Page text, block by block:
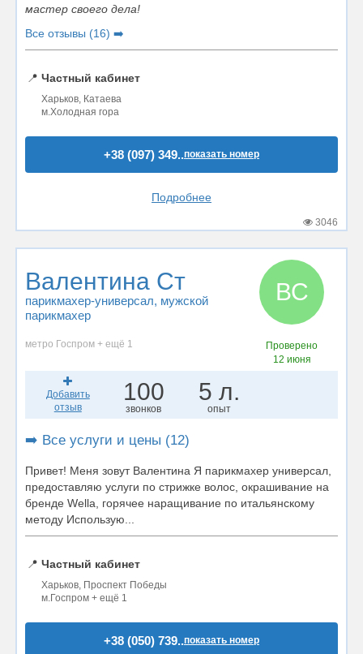
мастер своего дела!
Все отзывы (16) ➡️
📍 Частный кабинет
Харьков, Катаева
м.Холодная гора
+38 (097) 349..показать номер
Подробнее
3046
Валентина Ст
парикмахер-универсал, мужской
парикмахер
ВС
метро Госпром + ещё 1
Проверено
12 июня
Добавить
отзыв
100
звонков
5 л.
опыт
➡️ Все услуги и цены (12)
Привет! Меня зовут Валентина Я парикмахер универсал,
предоставляю услуги по стрижке волос, окрашивание на
бренде Wella, горячее наращивание по итальянскому
методу Использую...
📍 Частный кабинет
Харьков, Проспект Победы
м.Госпром + ещё 1
+38 (050) 739..показать номер